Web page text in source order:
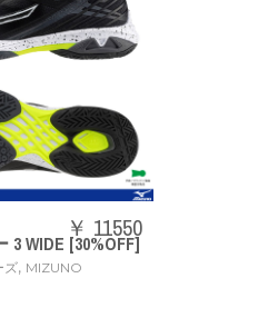
73JTB403
ACROSPEED3
バドミントンラケット